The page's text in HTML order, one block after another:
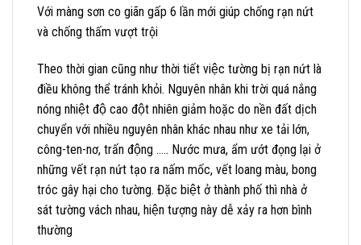
Với màng sơn co giãn gấp 6 lần mới giúp chống rạn nứt
và chống thấm vượt trội
Theo thời gian cũng như thời tiết việc tường bị rạn nứt là
điều không thể tránh khỏi. Nguyên nhân khi trời quá nắng
nóng nhiệt độ cao đột nhiên giảm hoặc do nền đất dịch
chuyển với nhiều nguyên nhân khác nhau như xe tải lớn,
công-ten-nơ, trấn động ….. Nước mưa, ẩm ướt đọng lại ở
những vết rạn nứt tạo ra nấm mốc, vết loang màu, bong
tróc gây hại cho tường. Đặc biệt ở thành phố thì nhà ở
sát tường vách nhau, hiện tượng này dễ xảy ra hơn bình
thường